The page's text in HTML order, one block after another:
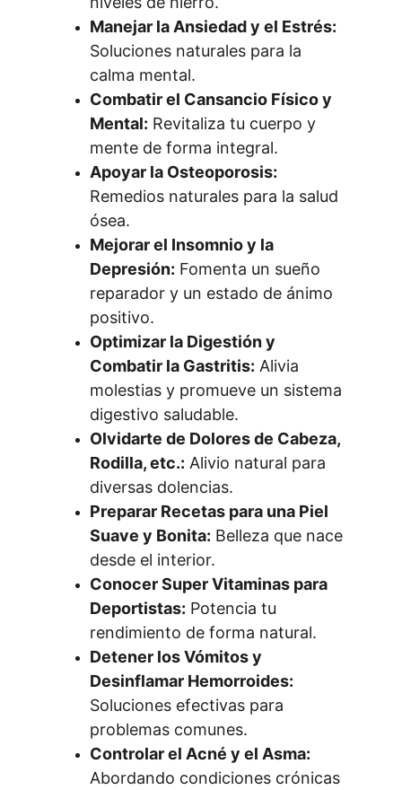
Manejar la Ansiedad y el Estrés:
Soluciones naturales para la
calma mental.
Combatir el Cansancio Físico y
Mental: Revitaliza tu cuerpo y
mente de forma integral.
Apoyar la Osteoporosis:
Remedios naturales para la salud
ósea.
Mejorar el Insomnio y la
Depresión: Fomenta un sueño
reparador y un estado de ánimo
positivo.
Optimizar la Digestión y
Combatir la Gastritis: Alivia
molestias y promueve un sistema
digestivo saludable.
Olvidarte de Dolores de Cabeza,
Rodilla, etc.: Alivio natural para
diversas dolencias.
Preparar Recetas para una Piel
Suave y Bonita: Belleza que nace
desde el interior.
Conocer Super Vitaminas para
Deportistas: Potencia tu
rendimiento de forma natural.
Detener los Vómitos y
Desinflamar Hemorroides:
Soluciones efectivas para
problemas comunes.
Controlar el Acné y el Asma:
Abordando condiciones crónicas